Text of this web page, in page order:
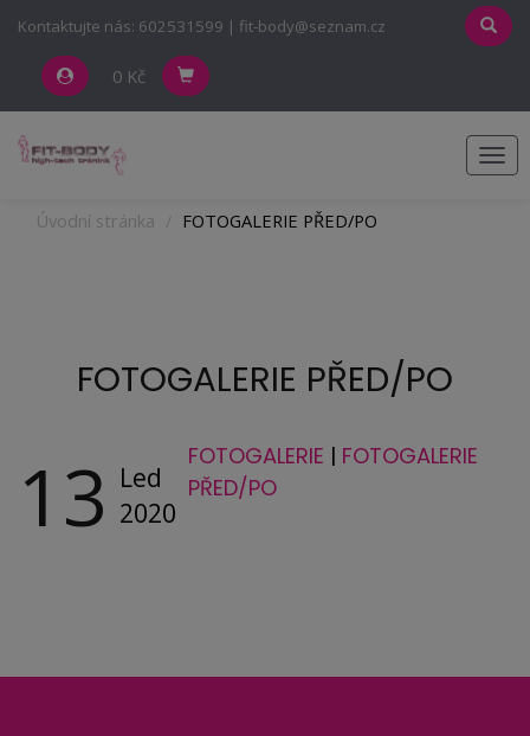
Kontaktujte nás: 602531599 | fit-body@seznam.cz
0 Kč
Úvodní stránka FOTOGALERIE PŘED/PO
FOTOGALERIE PŘED/PO
13 Led
2020
FOTOGALERIE | FOTOGALERIE
PŘED/PO